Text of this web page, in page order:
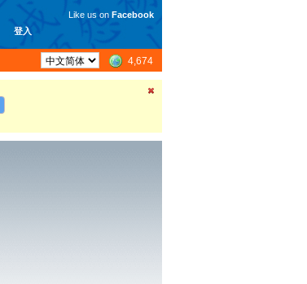
登入
Like us on Facebook
4,674